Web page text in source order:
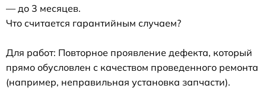
— до 3 месяцев.
Что считается гарантийным случаем?
Для работ: Повторное проявление дефекта, который
прямо обусловлен с качеством проведенного ремонта
(например, неправильная установка запчасти).